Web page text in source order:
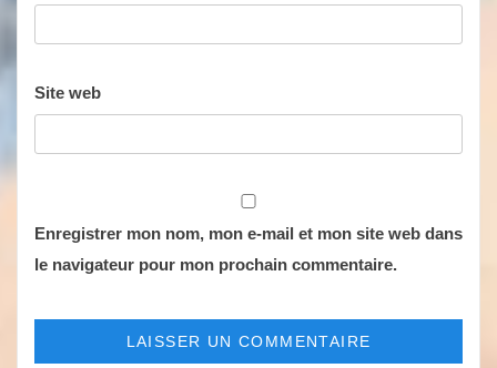
Site web
Enregistrer mon nom, mon e-mail et mon site web dans
le navigateur pour mon prochain commentaire.